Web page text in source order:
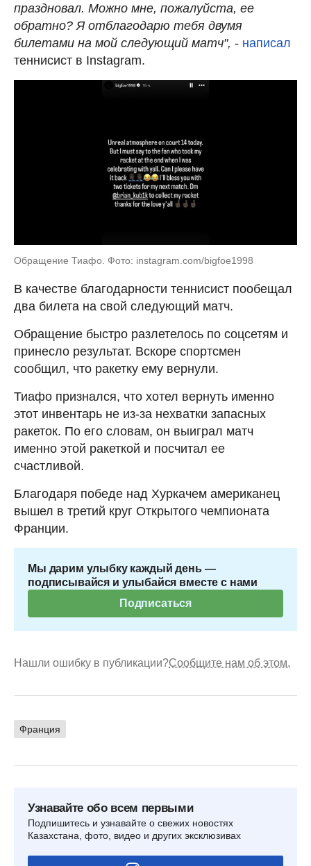
праздновал. Можно мне, пожалуйста, ее
обратно? Я отблагодарю тебя двумя
билетами на мой следующий матч", - написал
теннисист в Instagram.
Обращение Тиафо. Фото: instagram.com/bigfoe1998
В качестве благодарности теннисист пообещал
два билета на свой следующий матч.
Обращение быстро разлетелось по соцсетям и
принесло результат. Вскоре спортсмен
сообщил, что ракетку ему вернули.
Тиафо признался, что хотел вернуть именно
этот инвентарь не из-за нехватки запасных
ракеток. По его словам, он выиграл матч
именно этой ракеткой и посчитал ее
счастливой.
Благодаря победе над Хуркачем американец
вышел в третий круг Открытого чемпионата
Франции.
Мы дарим улыбку каждый день —
подписывайся и улыбайся вместе с нами
Подписаться
Нашли ошибку в публикации?Сообщите нам об этом.
Франция
Узнавайте обо всем первыми
Подпишитесь и узнавайте о свежих новостях
Казахстана, фото, видео и других эксклюзивах